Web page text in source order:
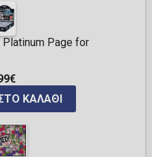
Page for
ΚΑΛΆΘΙ